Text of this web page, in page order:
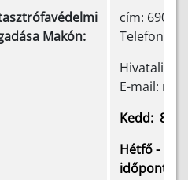
Makón:
cím: 6900
Telefon:
Hivatali
E-mail:
Kedd: 8
Hétfő -